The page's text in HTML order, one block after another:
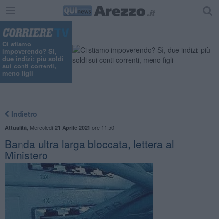
Ci stiamo
impoverendo? Sì,
due indizi: più soldi
sui conti correnti,
meno figli
Indietro
Attualità Mercoledì 21 Aprile 2021 ore 11:50
Banda ultra larga bloccata, lettera al
Ministero